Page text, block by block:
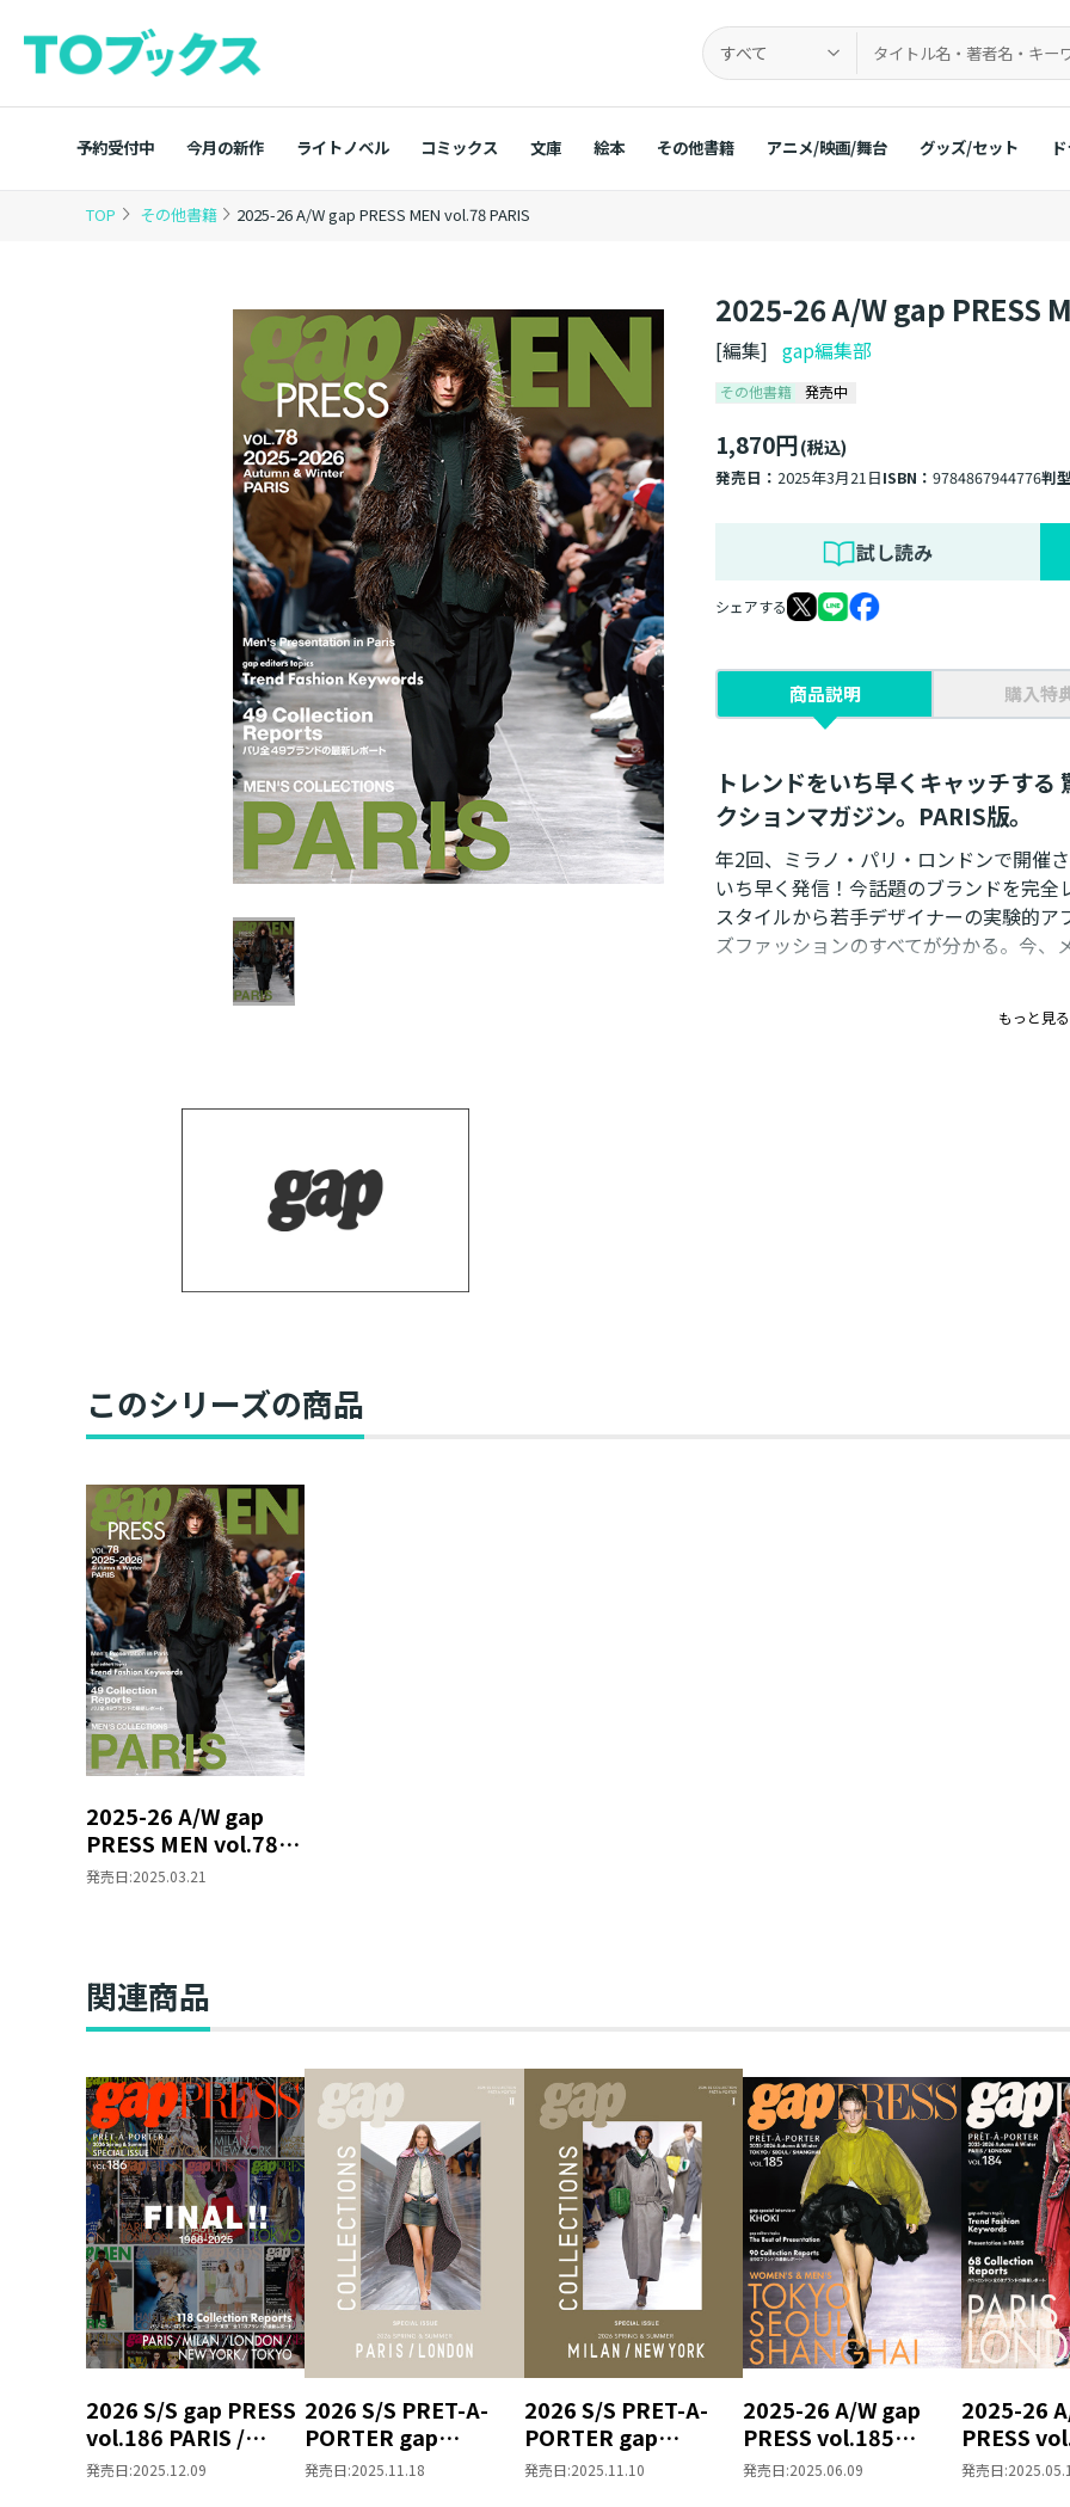
すべて
予約受付中 今月の新作 ライトノベル コミックス 文庫 絵本 その他書籍 アニメ/映画/舞台 グッズ/セット
TOP その他書籍 2025-26 A/W gap PRESS MEN vol.78 PARIS
2025-26 A/W gap PRESS
[編集]gap編集部
その他書籍 発売中
1,870円(税込)
発売日：2025年3月21日ISBN：9784867944776判
試し読み
シェアする
商品説明 購入特
トレンドをいち早くキャッチする
クションマガジン。PARIS版。
年2回、ミラノ・パリ・ロンドンで開催
いち早く発信！今話題のブランドを完
スタイルから若手デザイナーの実験的
ズファッションのすべてが分かる。今、
もっと見る
このシリーズの商品
2025-26 A/W gap
PRESS MEN vol.78
PARIS
発売日:2025.03.21
関連商品
2026 S/S gap PRESS
vol.186 PARIS /
MILAN / LONDON /
発売日:2025.12.09
2026 S/S PRET-A-
PORTER gap
COLLECTIONS
発売日:2025.11.18
2026 S/S PRET-A-
PORTER gap
COLLECTIONS
発売日:2025.11.10
2025-26 A/W gap
PRESS vol.185
TOKYO / SEOUL /
発売日:2025.06.09
2025-26
PRESS
PARIS /
発売日: